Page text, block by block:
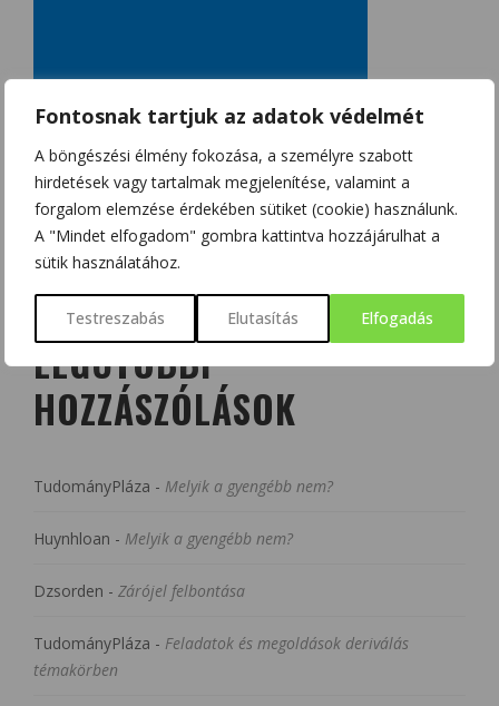
Fontosnak tartjuk az adatok védelmét
A böngészési élmény fokozása, a személyre szabott
hirdetések vagy tartalmak megjelenítése, valamint a
forgalom elemzése érdekében sütiket (cookie) használunk.
A "Mindet elfogadom" gombra kattintva hozzájárulhat a
sütik használatához.
Testreszabás Elutasítás Elfogadás
LEGUTÓBBI
HOZZÁSZÓLÁSOK
TudományPláza - Melyik a gyengébb nem?
Huynhloan - Melyik a gyengébb nem?
Dzsorden - Zárójel felbontása
TudományPláza - Feladatok és megoldások deriválás
témakörben